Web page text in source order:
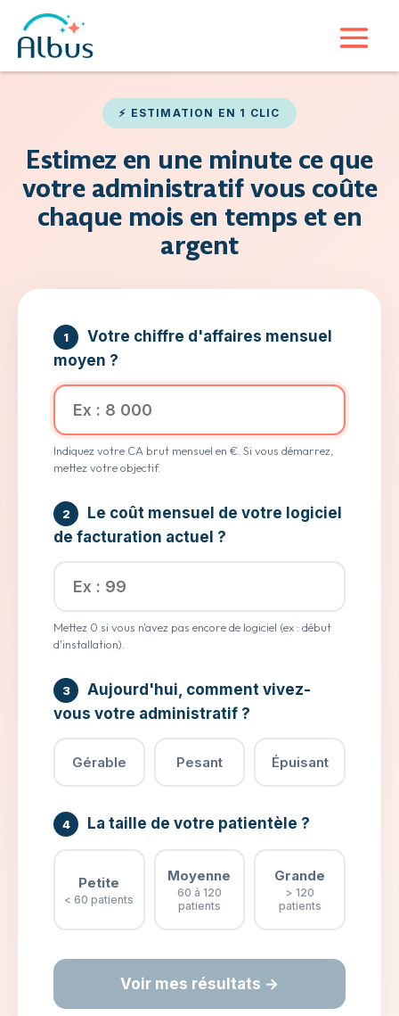
⚡ ESTIMATION EN 1 CLIC
Estimez en une minute ce que
votre administratif vous coûte
chaque mois en temps et en
argent
1
Votre chiffre d'affaires mensuel
moyen ?
Indiquez votre CA brut mensuel en €. Si vous démarrez,
mettez votre objectif.
2
Le coût mensuel de votre logiciel
de facturation actuel ?
Mettez 0 si vous n'avez pas encore de logiciel (ex : début
d'installation).
3
Aujourd'hui, comment vivez-
vous votre administratif ?
Gérable Pesant Épuisant
4 La taille de votre patientèle ?
Petite
< 60 patients
Moyenne
60 à 120
patients
Grande
> 120
patients
Voir mes résultats →